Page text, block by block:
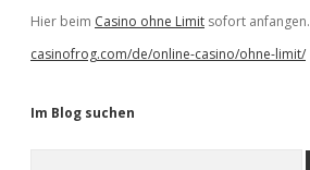
Hier beim Casino ohne Limit sofort anfangen.
casinofrog.com/de/online-casino/ohne-limit/
Im Blog suchen